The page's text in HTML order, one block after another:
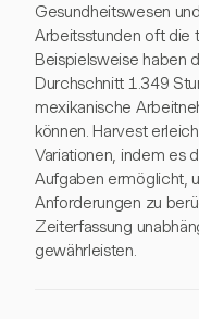
Gesundheitswesen
Arbeitsstunden oft die
Beispielsweise haben
Durchschnitt 1.349
mexikanische
können. Harvest
Variationen, indem es
Aufgaben ermöglicht,
Anforderungen zu
Zeiterfassung
gewährleisten.